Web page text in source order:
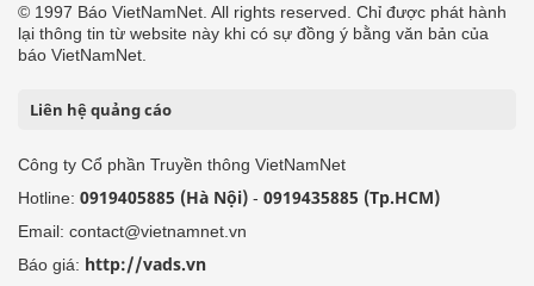
© 1997 Báo VietNamNet. All rights reserved. Chỉ được phát hành
lại thông tin từ website này khi có sự đồng ý bằng văn bản của
báo VietNamNet.
Liên hệ quảng cáo
Công ty Cổ phần Truyền thông VietNamNet
Hotline: 0919405885 (Hà Nội) - 0919435885 (Tp.HCM)
Email: contact@vietnamnet.vn
Báo giá: http://vads.vn